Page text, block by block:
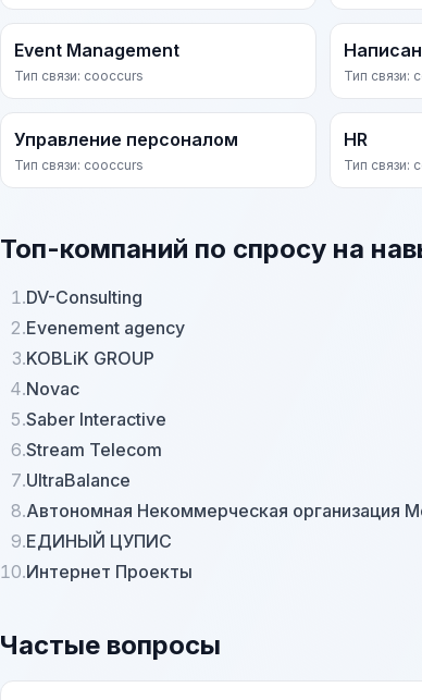
Event Management
Тип связи: cooccurs Тип связи:
Управление персоналом
Тип связи: cooccurs
HR
Тип связи:
Топ-компаний по спросу на
1.DV-Consulting
2.Evenement agency
3.KOBLiK GROUP
4.Novac
5.Saber Interactive
6.Stream Telecom
7.UltraBalance
8.Автономная Некоммерческая организация
9.ЕДИНЫЙ ЦУПИС
10.Интернет Проекты
Частые вопросы